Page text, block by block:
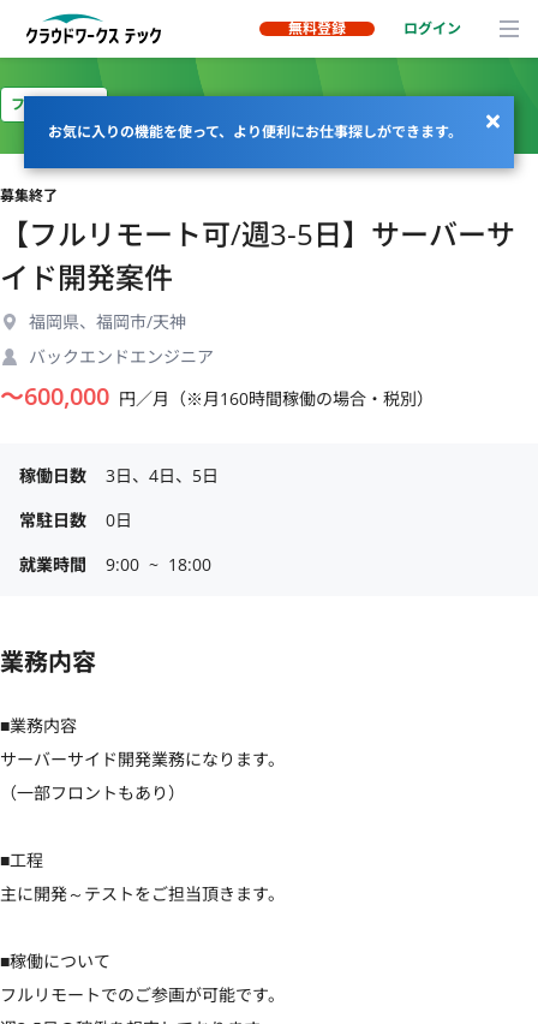
無料登録 ログイン
お気に入りの機能を使って、より便利にお仕事探しができます。
フルリモート
募集終了
【フルリモート可/週3-5日】サーバーサ
イド開発案件
福岡県、福岡市/天神
バックエンドエンジニア
〜600,000 円／月（※月160時間稼働の場合・税別）
稼働日数
3日、4日、5日
常駐日数
0日
就業時間
9:00  ~  18:00
業務内容
■業務内容
サーバーサイド開発業務になります。
（一部フロントもあり）
■工程
主に開発～テストをご担当頂きます。
■稼働について
フルリモートでのご参画が可能です。